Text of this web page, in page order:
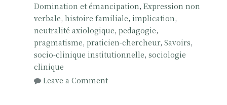
Domination et émancipation, Expression non
verbale, histoire familiale, implication,
neutralité axiologique, pedagogie,
pragmatisme, praticien-chercheur, Savoirs,
socio-clinique institutionnelle, sociologie
clinique
Leave a Commento